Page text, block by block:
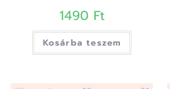
1490 Ft
Kosárba teszem